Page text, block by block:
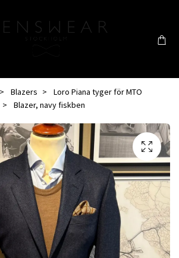
Blazers
Loro Piana tyger för MTO
Blazer, navy fiskben